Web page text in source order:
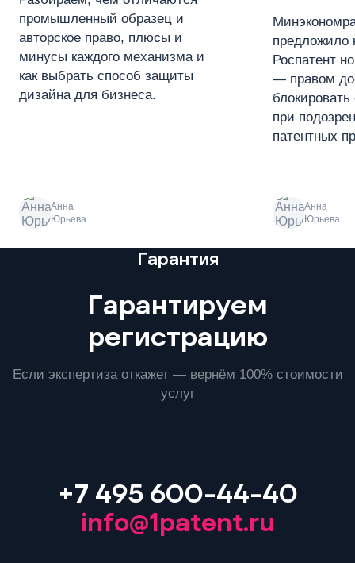
промышленный образец и
авторское право, плюсы и
минусы каждого механизма и
как выбрать способ защиты
дизайна для бизнеса.
Анна
Юрьева
предложило
Роспатент
— правом
блокировать
при
патентных
Анна
Юрьева
Гарантия
Гарантируем
регистрацию
Если экспертиза откажет — вернём 100% стоимости
услуг
+7 495 600-44-40
info@1patent.ru